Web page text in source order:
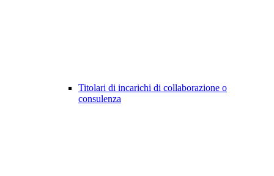
Titolari di incarichi di collaborazione o
consulenza